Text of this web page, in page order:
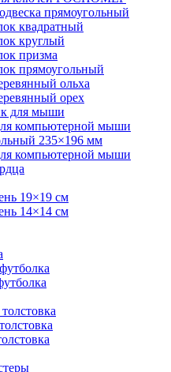
прямоугольный
квадратный
круглый
призма
прямоугольный
ольха
орех
для мыши
компьютерной мыши
235×196 мм
компьютерной мыши
19×19 см
14×14 см